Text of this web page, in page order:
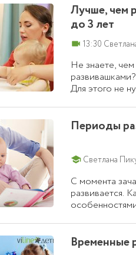
Лучше, чем
до 3 лет
videocam 13:30
Не знаете,
Для этого не
домашних
смотрите в
поделитесь
Периоды
school Светлана
С момента
развивается.
него в каждом
Временные